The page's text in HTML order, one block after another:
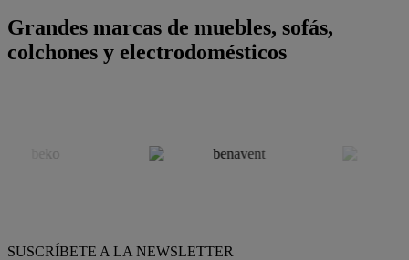
Grandes marcas de muebles, sofás,
colchones y electrodomésticos
SUSCRÍBETE A LA NEWSLETTER